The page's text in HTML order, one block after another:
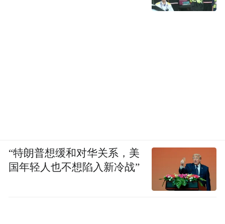
“特朗普想缓和对华关系，美
国年轻人也不想陷入新冷战”